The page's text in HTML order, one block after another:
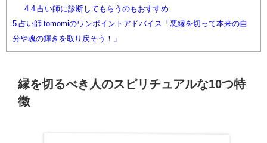
4.4占い師に診断してもらうのもおすすめ
5 占い師 tomomiのワンポイントアドバイス「悪縁を切って本来の自
分や魂の輝きを取り戻そう！」
縁を切るべき人のスピリチュアルな10つ特
徴